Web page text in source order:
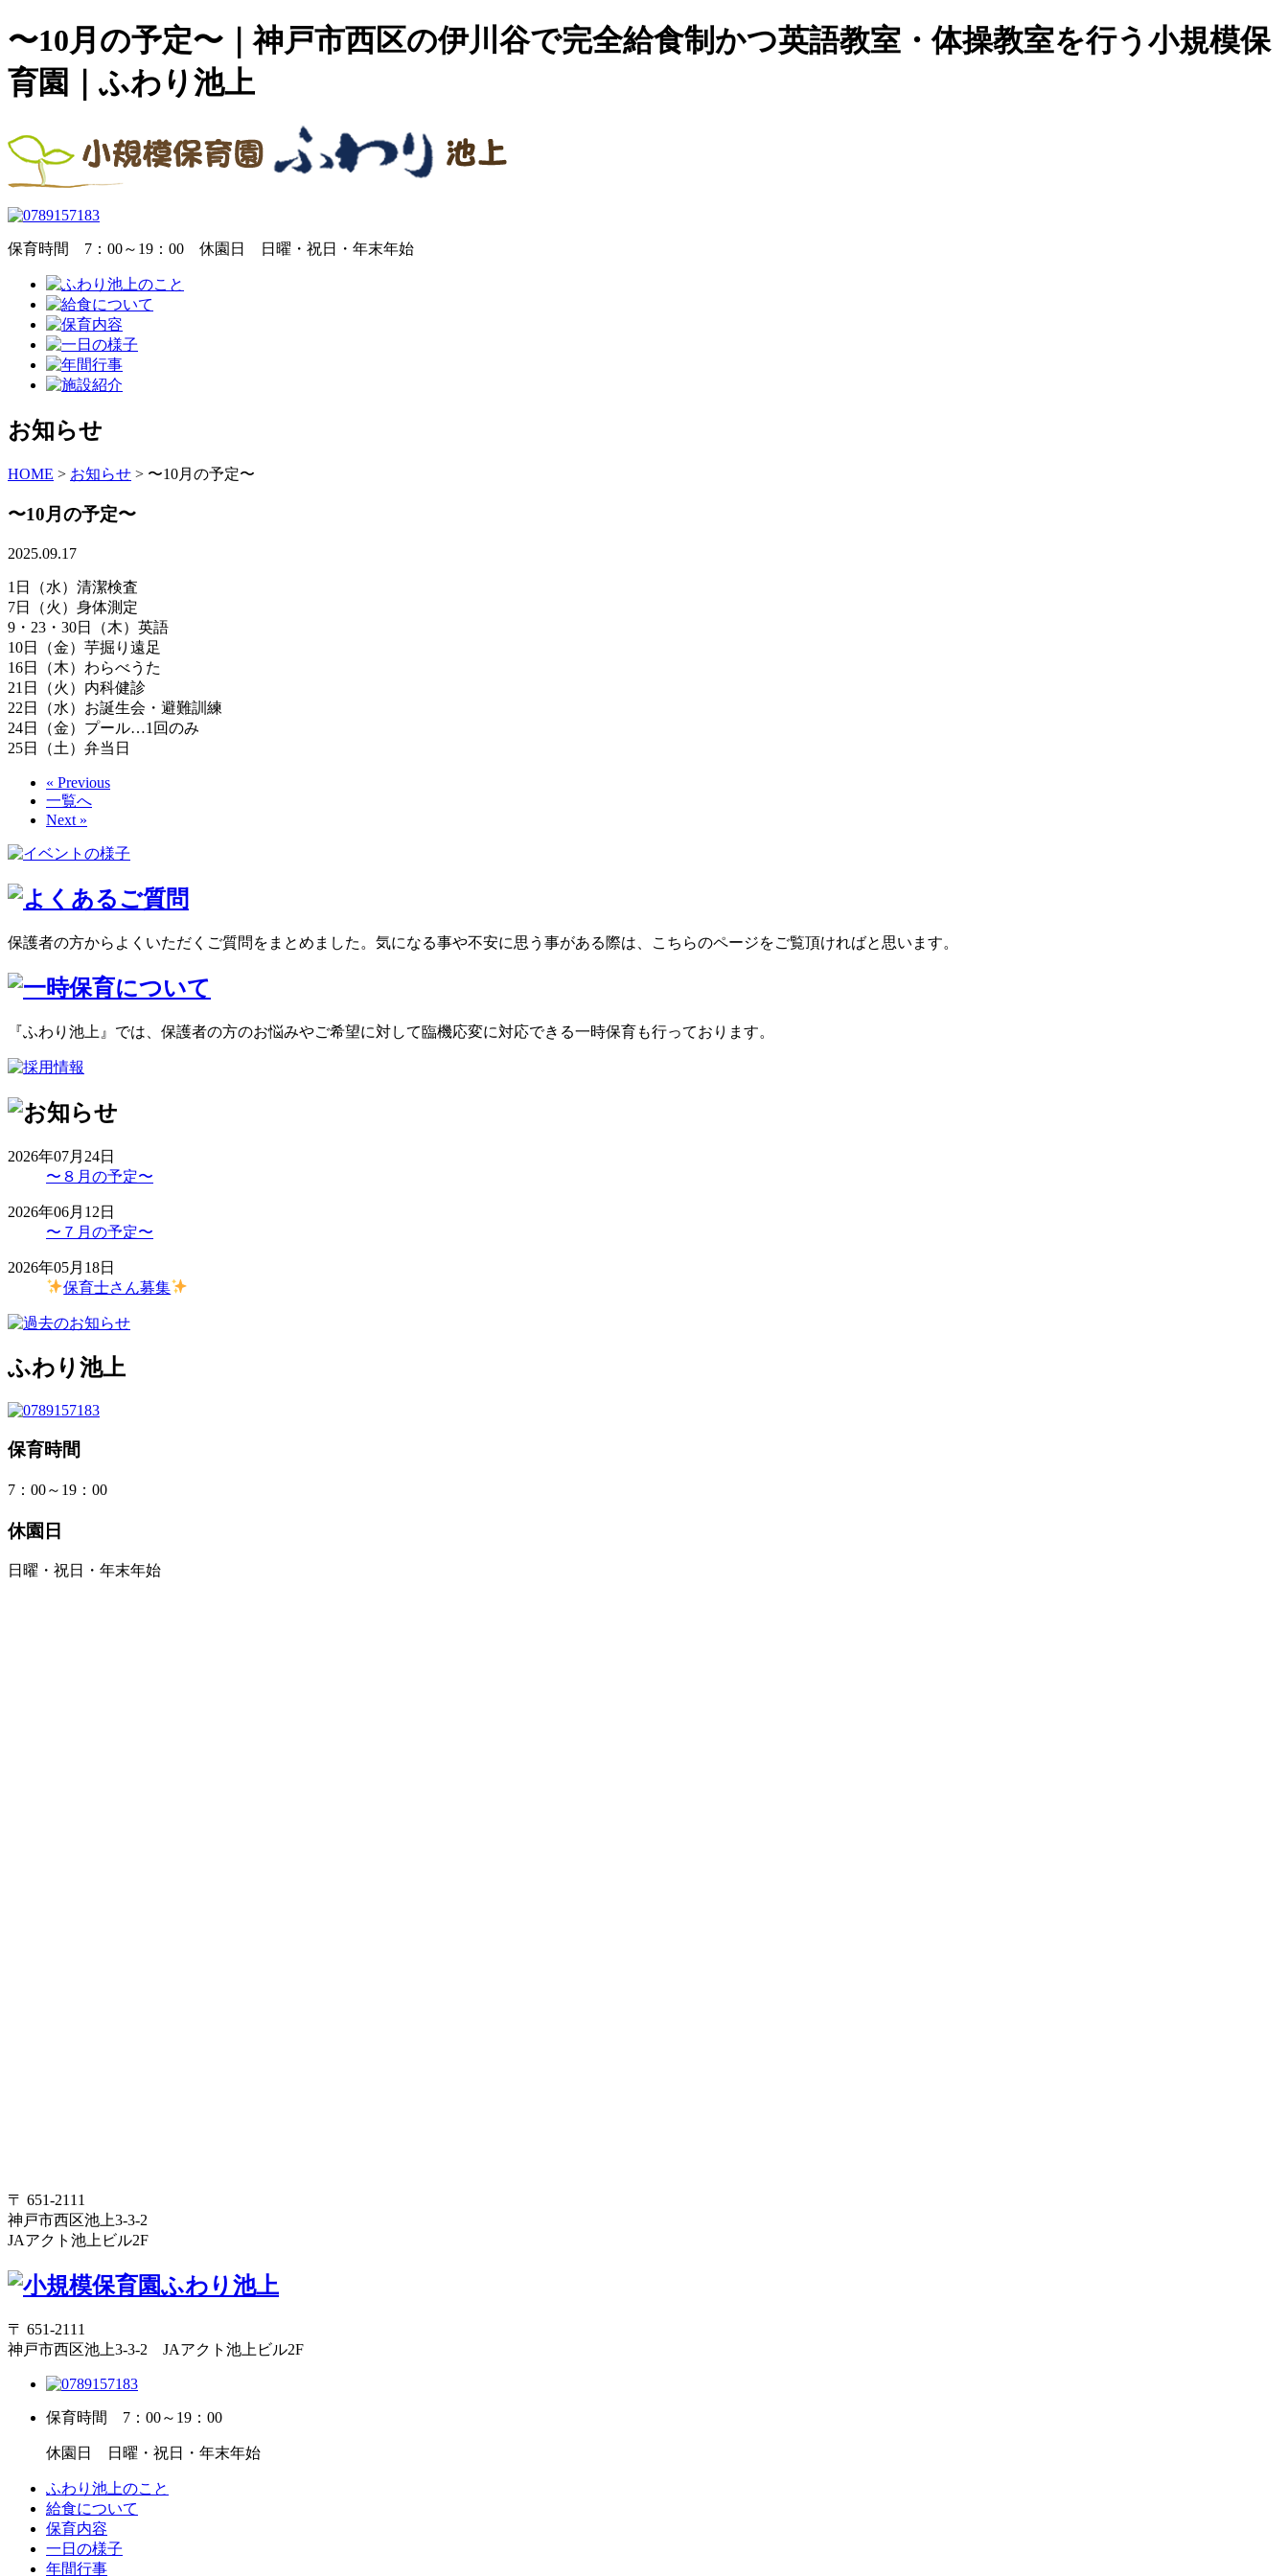
〜10月の予定〜｜神戸市西区の伊川谷で完全給食制かつ英語教室・体操教室を行う小規模保
育園｜ふわり池上
保育時間 7：00～19：00 休園日 日曜・祝日・年末年始
お知らせ
HOME > お知らせ > 〜10月の予定〜
〜10月の予定〜
2025.09.17
1日（水）清潔検査
7日（火）身体測定
9・23・30日（木）英語
10日（金）芋掘り遠足
16日（木）わらべうた
21日（火）内科健診
22日（水）お誕生会・避難訓練
24日（金）プール…1回のみ
25日（土）弁当日
« Previous
一覧へ
Next »
保護者の方からよくいただくご質問をまとめました。気になる事や不安に思う事がある際は、こちらのページをご覧頂ければと思います。
『ふわり池上』では、保護者の方のお悩みやご希望に対して臨機応変に対応できる一時保育も行っております。
2026年07月24日
〜８月の予定〜
2026年06月12日
〜７月の予定〜
2026年05月18日
保育士さん募集
ふわり池上
保育時間
7：00～19：00
休園日
日曜・祝日・年末年始
〒 651-2111
神戸市西区池上3-3-2
JAアクト池上ビル2F
〒 651-2111
神戸市西区池上3-3-2 JAアクト池上ビル2F
保育時間 7：00～19：00
休園日 日曜・祝日・年末年始
ふわり池上のこと
給食について
保育内容
一日の様子
年間行事